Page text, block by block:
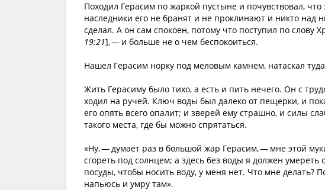
Походил Герасим по жаркой пустыне и почувствовал,
наследники его не бранят и не проклинают и никто над
сделал. А он сам спокоен, потому что поступил по слову
19:21], — и больше не о чем беспокоиться.
Нашел Герасим норку под меловым камнем, натаскал
Жить Герасиму было тихо, а есть и пить нечего. Он с
ходил на ручей. Ключ воды был далеко от пещерки, и
его опять всего опалит; и зверей ему страшно, и силы
такого места, где бы можно спрятаться.
«Ну, — думает раз в большой жар Герасим, — мне этой
сгореть под солнцем; а здесь без воды я должен
посуды, чтобы носить воду, у меня нет. Что мне делать?
напьюсь и умру там».